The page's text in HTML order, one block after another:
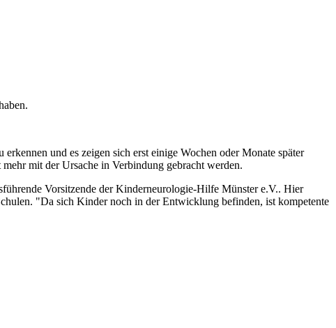
und es zeigen sich erst einige Wochen oder Monate später
mit der Ursache in Verbindung gebracht werden.
Vorsitzende der Kinderneurologie-Hilfe Münster e.V.. Hier
"Da sich Kinder noch in der Entwicklung befinden, ist kompetente